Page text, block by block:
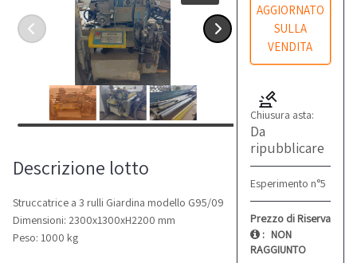
AGGIORNATO
SULLA
VENDITA
Chiusura asta:
Da
ripubblicare
Esperimento n°5
Prezzo di Riserva
: NON
RAGGIUNTO
Descrizione lotto
Struccatrice a 3 rulli Giardina modello G95/09
Dimensioni: 2300x1300xH2200 mm
Peso: 1000 kg